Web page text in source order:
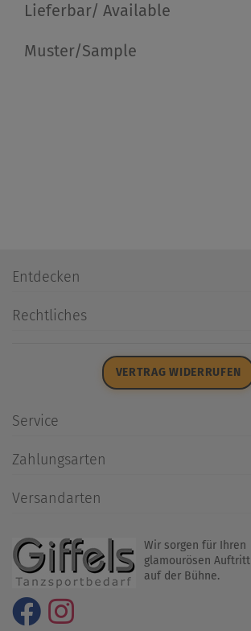
Lieferbar/ Available
Muster/Sample
Entdecken
Öffnungszeiten
Rechtliches
VERTRAG WIDERRUFEN
Service
Rückrufservice
Umtausch/Rücksendung
Zahlungsarten
Versandarten
Wir sorgen für Ihren
glamourösen Auftritt
auf der Bühne.